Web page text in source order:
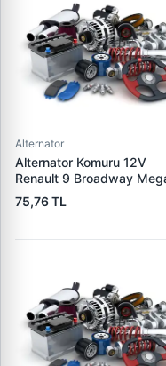
Alternator
Alternator Komuru 12V
Renault 9 Broadway
Clio | WAI PX60 | OEM
300722
75,76 TL